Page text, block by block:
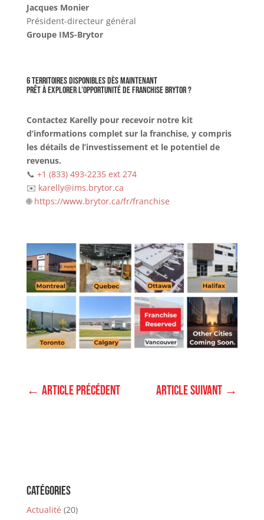
Jacques Monier
Président-directeur général
Groupe IMS-Brytor
6 territoires disponibles dès maintenant
Prêt à explorer l’opportunité de franchise Brytor ?
Contactez Karelly pour recevoir notre kit
d’informations complet sur la franchise, y compris
les détails de l’investissement et le potentiel de
revenus.
📞 +1 (833) 493-2235 ext 274
✉️ karelly@ims.brytor.ca
🌐 https://www.brytor.ca/fr/franchise
← Article précédent Article suivant →
Catégories
Actualité (20)